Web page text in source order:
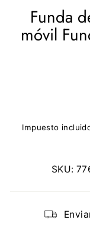
Funda
móvil
Impuesto
SKU: